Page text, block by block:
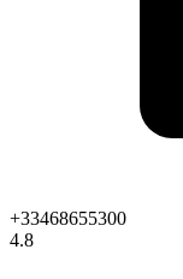
+33468655300
4.8